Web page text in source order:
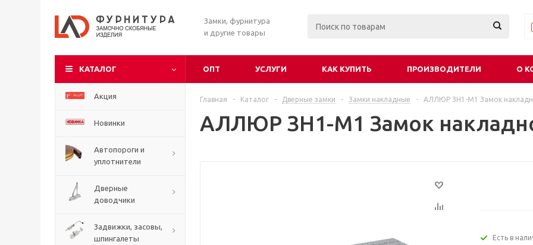
Замки, фурнитура
и другие товары
КАТАЛОГ ОПТ УСЛУГИ КАК КУПИТЬ ПРОИЗВОДИТЕЛИ О
Акция
Новинки
Автопороги и
уплотнители
Дверные
доводчики
Задвижки, засовы,
шпингалеты
Главная - Каталог - Дверные замки - Замки накладные - АЛЛЮР ЗН1-М1 Замок
АЛЛЮР ЗН1-М1 Замок
Есть в